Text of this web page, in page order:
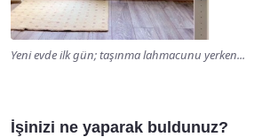
Yeni evde ilk gün; taşınma lahmacunu yerken...
İşinizi ne yaparak buldunuz?